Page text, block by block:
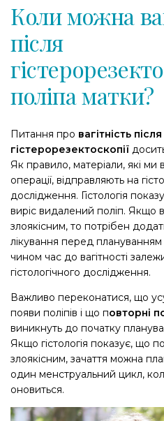
Коли можна
після
поліпа матки?
Питання про вагітність після
гістерорезектоскопії
Як правило, матеріали, які ми
операції, відправляють на
дослідження. Гістологія
виріс видалений поліп. Якщо
злоякісним, то потрібен
лікування перед плануванням
чином час до вагітності
гістологічного дослідження.
Важливо переконатися, що
появи поліпів і що повторні
виникнуть до початку
Якщо гістологія показує, що
злоякісним, зачаття можна
один менструальний цикл,
оновиться.